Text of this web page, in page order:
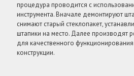
процедура проводится с
инструмента. Вначале демонтируют
снимают старый стеклопакет,
штапики на место. Далее производят
для качественного
конструкции.